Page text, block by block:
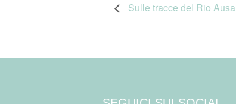
Sulle tracce del Rio Ausa